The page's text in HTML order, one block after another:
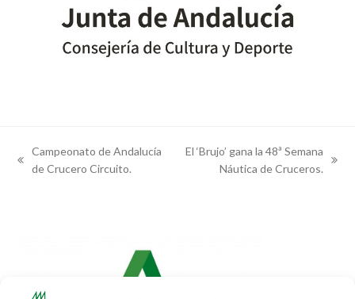
previous
Campeonato de Andalucía
de Crucero Circuito.
El ‘Brujo’ gana la 48ª Semana
Náutica de Cruceros.